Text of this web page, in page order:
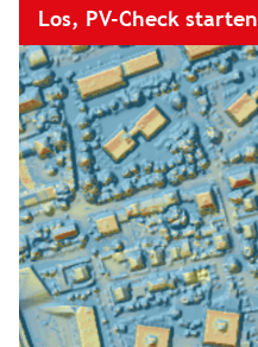
Los, PV-Check starten